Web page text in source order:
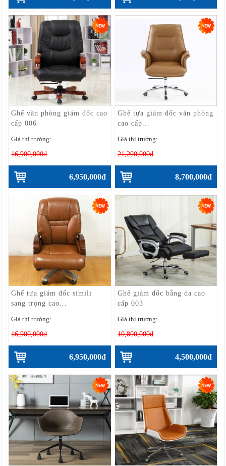
Ghế văn phòng giám đốc cao
cấp 006
Giá thị trường:
16,900,000đ
6,950,000đ
Ghế tựa giám đốc văn phòng
cao cấp...
Giá thị trường:
21,200,000đ
8,700,000đ
Ghế tựa giám đốc simili
sang trọng cao...
Giá thị trường:
16,900,000đ
6,950,000đ
Ghế giám đốc bằng da cao
cấp 003
Giá thị trường:
10,800,000đ
4,500,000đ